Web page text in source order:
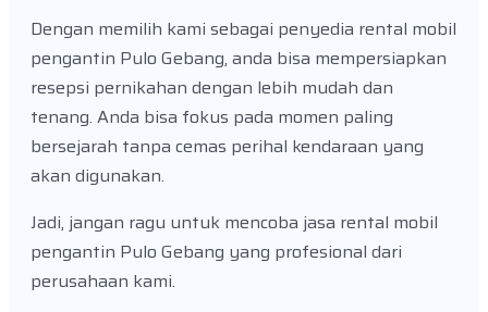
Dengan memilih kami sebagai penyedia rental mobil
pengantin Pulo Gebang, anda bisa mempersiapkan
resepsi pernikahan dengan lebih mudah dan
tenang. Anda bisa fokus pada momen paling
bersejarah tanpa cemas perihal kendaraan yang
akan digunakan.
Jadi, jangan ragu untuk mencoba jasa rental mobil
pengantin Pulo Gebang yang profesional dari
perusahaan kami.